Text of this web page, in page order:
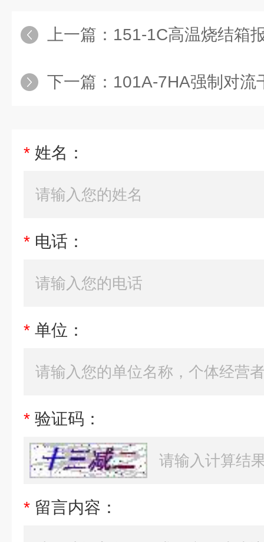
上一篇： 151-1C高温烧结箱
下一篇： 101A-7HA强制对流
* 姓名：
* 电话：
* 单位：
* 验证码：
* 留言内容：